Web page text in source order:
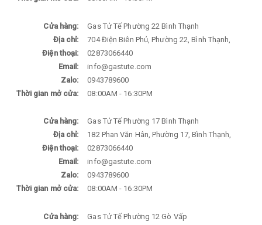
Cửa hàng:
Gas Tử Tế Phường 22 Bình Thạnh
Địa chỉ:
704 Điện Biên Phủ, Phường 22, Bình Thạnh,
Điện thoại:
02873066440
Email:
info@gastute.com
Zalo:
0943789600
Thời gian mở cửa:
08:00AM - 16:30PM
Cửa hàng:
Gas Tử Tế Phường 17 Bình Thạnh
Địa chỉ:
182 Phan Văn Hân, Phường 17, Bình Thạnh,
Điện thoại:
02873066440
Email:
info@gastute.com
Zalo:
0943789600
Thời gian mở cửa:
08:00AM - 16:30PM
Cửa hàng:
Gas Tử Tế Phường 12 Gò Vấp